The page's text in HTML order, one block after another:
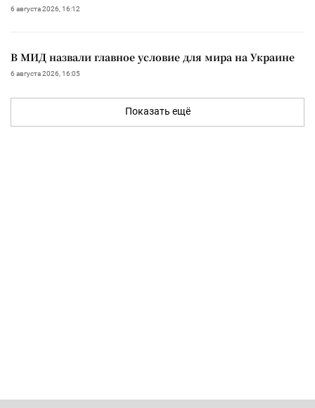
6 августа 2026, 16:12
В МИД назвали главное условие для мира на Украине
6 августа 2026, 16:05
Показать ещё